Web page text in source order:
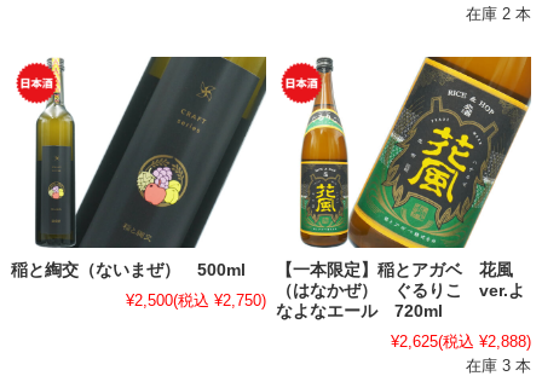
在庫 2 本
稲と綯交（ないまぜ） 500ml
¥2,500(税込 ¥2,750)
【一本限定】稲とアガベ 花風
（はなかぜ） ぐるりこ ver.よ
なよなエール 720ml
¥2,625(税込 ¥2,888)
在庫 3 本